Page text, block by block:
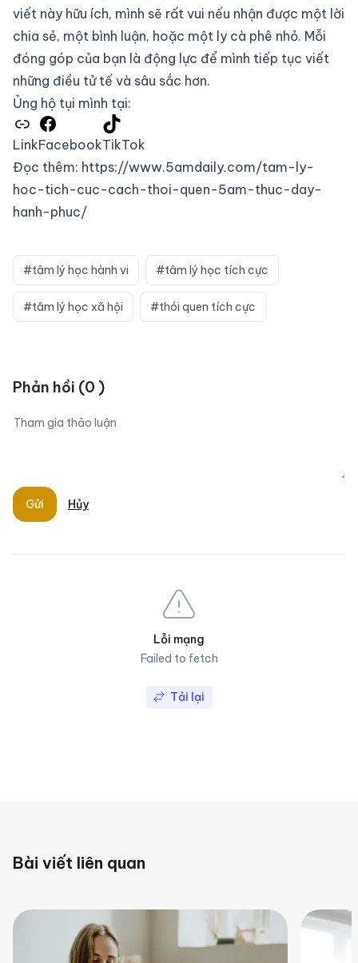
viết này hữu ích, mình sẽ rất vui nếu nhận được một lời
chia sẻ, một bình luận, hoặc một ly cà phê nhỏ. Mỗi
đóng góp của bạn là động lực để mình tiếp tục viết
những điều tử tế và sâu sắc hơn.
Ủng hộ tụi mình tại:
LinkFacebookTikTok
Đọc thêm: https://www.5amdaily.com/tam-ly-
hoc-tich-cuc-cach-thoi-quen-5am-thuc-day-
hanh-phuc/
#tâm lý học hành vi #tâm lý học tích cực
#tâm lý học xã hội #thói quen tích cực
Phản hồi (0 )
Gửi Hủy
Lỗi mạng
Failed to fetch
Tải lại
Bài viết liên quan